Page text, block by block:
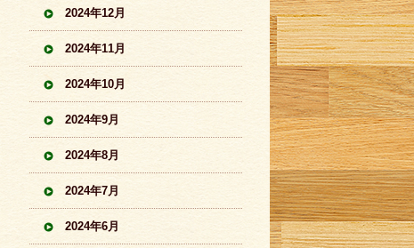
2024年12月
2024年11月
2024年10月
2024年9月
2024年8月
2024年7月
2024年6月